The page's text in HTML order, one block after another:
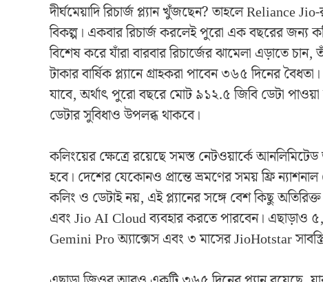
দীর্ঘমেয়াদি রিচার্জ প্ল্যান খুঁজছেন? তাহলে Reliance
বিকল্প। একবার রিচার্জ করলেই পুরো এক বছরের জন্য
বিশেষ করে যাঁরা বারবার রিচার্জের ঝামেলা এড়াতে
টাকার বার্ষিক প্ল্যানে গ্রাহকরা পাবেন ৩৬৫ দিনের
যাবে, অর্থাৎ পুরো বছরে মোট ৯১২.৫ জিবি ডেটা
ডেটার সুবিধাও উপলব্ধ থাকবে।
কলিংয়ের ক্ষেত্রে রয়েছে সমস্ত নেটওয়ার্কে
হবে। দেশের যেকোনও প্রান্তে ভ্রমণের সময় ফ্রি
কলিং ও ডেটাই নয়, এই প্ল্যানের সঙ্গে বেশ কিছু
এবং Jio AI Cloud ব্যবহার করতে পারবেন। এছাড়াও
Gemini Pro অ্যাক্সেস এবং ৩ মাসের JioHotstar